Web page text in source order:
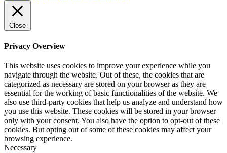
Close
Privacy Overview
This website uses cookies to improve your experience while you
navigate through the website. Out of these, the cookies that are
categorized as necessary are stored on your browser as they are
essential for the working of basic functionalities of the website. We
also use third-party cookies that help us analyze and understand how
you use this website. These cookies will be stored in your browser
only with your consent. You also have the option to opt-out of these
cookies. But opting out of some of these cookies may affect your
browsing experience.
Necessary